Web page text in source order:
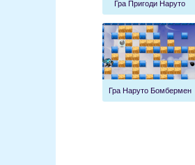
Гра Пригоди Наруто
Гра Наруто Бомбермен